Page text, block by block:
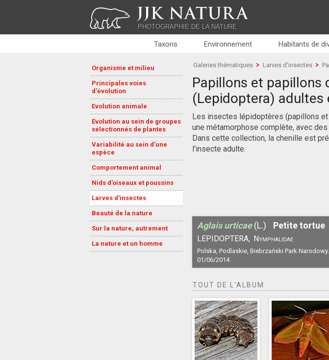
JJK NATURA
PHOTOGRAPHIE DE LA NATURE
Taxons Environnement Habitants de
Organisme et milieu
Principales voies
d'évolution
Evolution animale
Evolution au sein de groupes
sélectionnés de plantes
Variabilité au sein d'une
espèce
Comportement animal
Nids d'oiseaux et poussins
Larves d'insectes
Beauté de la nature
Sur la nature, autrement
La nature et un homme
Galeries thématiques Larves d'insectes
Papillons et papillons
(Lepidoptera) adultes
Les insectes lépidoptères (papillons
une métamorphose complète, avec
Dans cette collection, la chenille est
l'insecte adulte.
Aglais urticae (L.) Petite tortue
LEPIDOPTERA, Nymphalidae
Polska, Podlaskie, Biebrzański Park Narodowy.
01/06/2014
TOUT DE L'ALBUM